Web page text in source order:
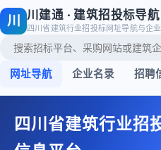
川 川建通 · 建筑招投标导航
四川省建筑行业招投标网址导航与企
网址导航 企业名录 招聘
四川省建筑行业招